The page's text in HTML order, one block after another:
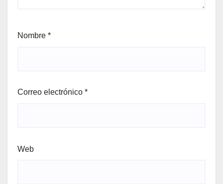
Nombre *
Correo electrónico *
Web